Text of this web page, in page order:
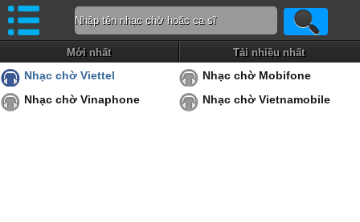
Mới nhất Tải nhiều nhất
Nhạc chờ Viettel
Nhạc chờ Mobifone
Nhạc chờ Vinaphone
Nhạc chờ Vietnamobile